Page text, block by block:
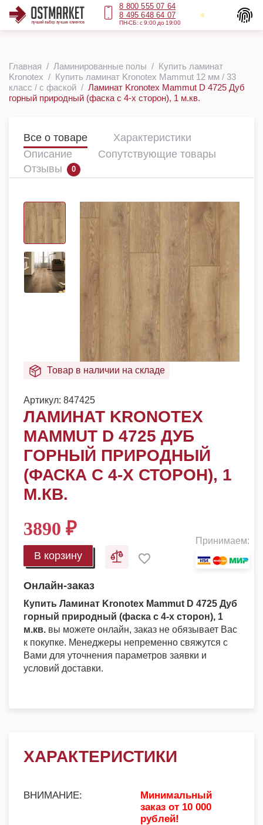
8 800 555 07 64
8 495 648 64 07
ПН-СБ: с 9:00 до 19:00
Главная Ламинированные полы
Купить ламинат
Kronotex
Купить ламинат Kronotex Mammut 12 мм / 33
класс / с фаской
Ламинат Kronotex Mammut D 4725 Дуб
горный природный (фаска с 4-х сторон), 1 м.кв.
Все о товаре
Характеристики
Описание
Сопутствующие товары
Отзывы
0
Товар в наличии на складе
Артикул: 847425
ЛАМИНАТ KRONOTEX
MAMMUT D 4725 ДУБ
ГОРНЫЙ ПРИРОДНЫЙ
(ФАСКА С 4-Х СТОРОН), 1
М.КВ.
3890 ₽
В корзину
Принимаем:
Онлайн-заказ
Купить Ламинат Kronotex Mammut D 4725 Дуб
горный природный (фаска с 4-х сторон), 1
м.кв. вы можете онлайн, заказ не обязывает Вас
к покупке. Менеджеры непременно свяжутся с
Вами для уточнения параметров заявки и
условий доставки.
ХАРАКТЕРИСТИКИ
ВНИМАНИЕ:
Минимальный
заказ от 10 000
рублей!